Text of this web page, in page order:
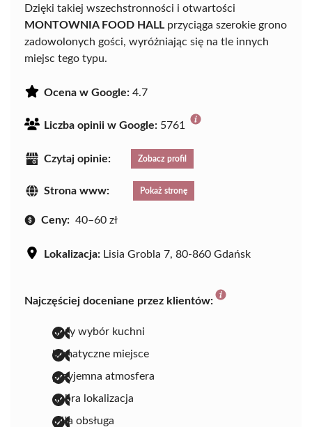
Dzięki takiej wszechstronności i otwartości
MONTOWNIA FOOD HALL przyciąga szerokie grono
zadowolonych gości, wyróżniając się na tle innych
miejsc tego typu.
Ocena w Google: 4.7
Liczba opinii w Google: 5761
Czytaj opinie: Zobacz profil
Strona www: Pokaż stronę
Ceny: 40–60 zł
Lokalizacja: Lisia Grobla 7, 80-860 Gdańsk
Najczęściej doceniane przez klientów:
duży wybór kuchni
klimatyczne miejsce
przyjemna atmosfera
dobra lokalizacja
miła obsługa